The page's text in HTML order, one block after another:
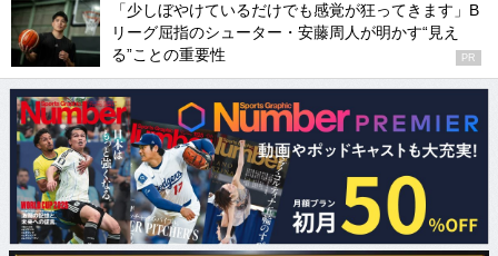
「少しぼやけているだけでも感覚が狂ってきます」B
リーグ屈指のシューター・安藤周人が明かす“見え
る”ことの重要性
PR